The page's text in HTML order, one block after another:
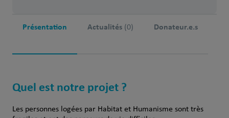
Présentation Actualités (0) Donateur.e.s
Quel est notre projet ?
Les personnes logées par Habitat et Humanisme sont très